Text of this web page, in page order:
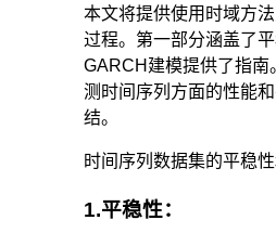
本文将提供使用时域方
过程。第一部分涵盖了
GARCH建模提供了指
测时间序列方面的性能
结。
时间序列数据集的平稳性
1.平稳性：